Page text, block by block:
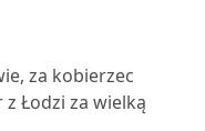
za kobierzec
Łodzi za wielką